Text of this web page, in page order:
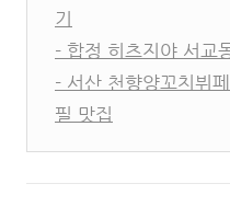
기
- 합정 히츠지야 서교
- 서산 천향양꼬치뷔
필 맛집